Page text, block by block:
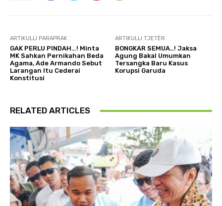
ARTIKULLI PARAPRAK
GAK PERLU PINDAH…! Minta
MK Sahkan Pernikahan Beda
Agama, Ade Armando Sebut
Larangan Itu Cederai
Konstitusi
ARTIKULLI TJETËR
BONGKAR SEMUA..! Jaksa
Agung Bakal Umumkan
Tersangka Baru Kasus
Korupsi Garuda
RELATED ARTICLES